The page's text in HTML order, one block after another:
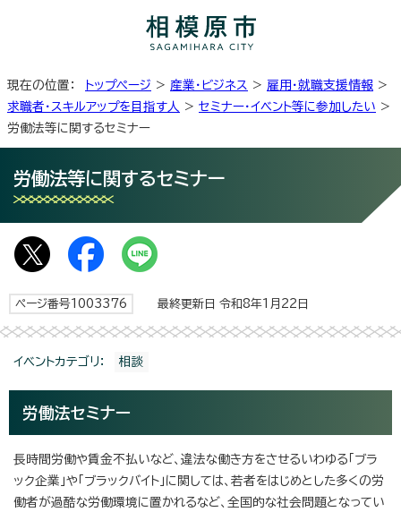
現在の位置： トップページ > 産業・ビジネス > 雇用・就職支援情報 >
求職者・スキルアップを目指す人
> セミナー・イベント等に参加したい >
労働法等に関するセミナー
労働法等に関するセミナー
ページ番号1003376 最終更新日 令和8年1月22日
イベントカテゴリ： 相談
労働法セミナー
長時間労働や賃金不払いなど、違法な働き方をさせるいわゆる「ブラ
ック企業」や「ブラックバイト」に関しては、若者をはじめとした多くの労
働者が過酷な労働環境に置かれるなど、全国的な社会問題となってい